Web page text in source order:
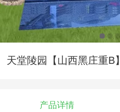
天堂陵园【山西黑庄重B】
产品详情